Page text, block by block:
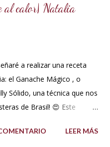
al calor| Natalia
a realizar una receta
el Ganache Mágico , o
Sólido, una técnica que nos
de Brasil! 😍 Este
evitando así que se
LEER MÁS